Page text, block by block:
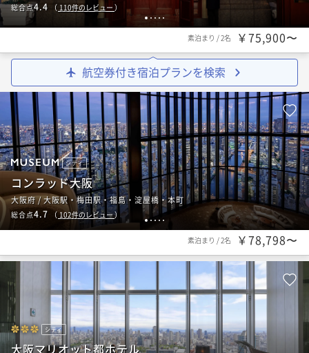
1 2 3 4 5
総合点4.4 （ 110件のレビュー ）
素泊まり /2名 ￥75,900〜
航空券付き宿泊プランを検索
12 3 4 5
シティ
コンラッド大阪
大阪府 / 大阪駅・梅田駅・福島・淀屋橋・本町
総合点4.7 （102件のレビュー）
素泊まり /2名 ￥78,798〜
シティ
大阪マリオット都ホテル